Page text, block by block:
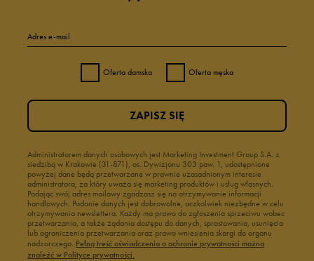
Adres e-mail
Oferta damska Oferta męska
Administratorem danych osobowych jest Marketing Investment Group S.A. z
siedzibą w Krakowie (31-871), os. Dywizjonu 303 paw. 1, udostępnione
powyżej dane będą przetwarzane w prawnie uzasadnionym interesie
administratora, za który uważa się marketing produktów i usług własnych.
Podając swój adres mailowy zgadzasz się na otrzymywanie informacji
handlowych. Podanie danych jest dobrowolne, aczkolwiek niezbędne w celu
otrzymywania newslettera. Każdy ma prawo do zgłoszenia sprzeciwu wobec
przetwarzania, a także żądania dostępu do danych, sprostowania, usunięcia
lub ograniczenia przetwarzania oraz prawo wniesienia skargi do organu
nadzorczego. Pełną treść oświadczenia o ochronie prywatności można
znaleźć w Polityce prywatności.
ZAPISZ SIĘ